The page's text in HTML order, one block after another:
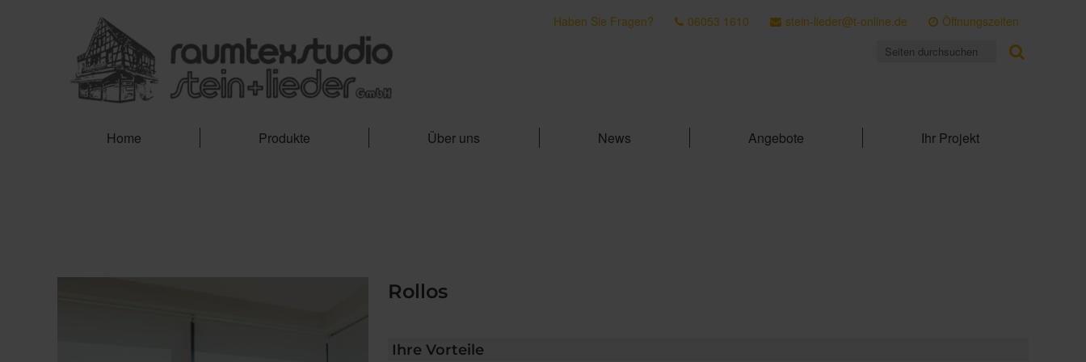
Haben Sie Fragen? 06053 1610 stein-lieder@t-online.de Öffnungszeiten
Home Produkte Über uns News Angebote Ihr Projekt
Rollos
Ihre Vorteile